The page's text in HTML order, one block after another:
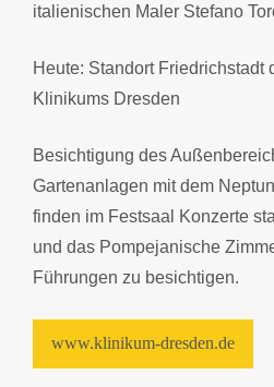
italienischen Maler Stefano
Heute: Standort Friedrichstadt
Klinikums Dresden
Besichtigung des
Gartenanlagen mit dem
finden im Festsaal Konzerte
und das Pompejanische
Führungen zu besichtigen.
www.klinikum-dresden.de